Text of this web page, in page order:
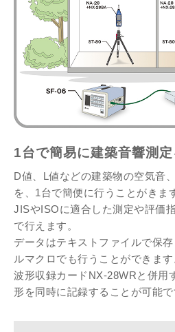
1台で簡易に建築音響測
D値、L値などの建築物の空気音
を、1台で簡便に行うことがきま
JISやISOに適合した測定や評価
で行えます。
データはテキストファイルで保
ルマクロでも行うことができます
波形収録カードNX-28WRと併用
形を同時に記録することが可能で